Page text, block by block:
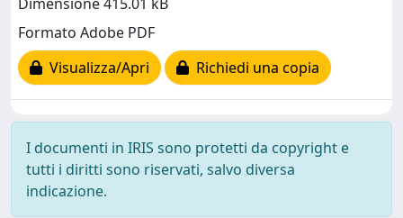
Formato Adobe PDF
Visualizza/Apri
Richiedi una copia
I documenti in IRIS sono protetti da copyright e
tutti i diritti sono riservati, salvo diversa
indicazione.